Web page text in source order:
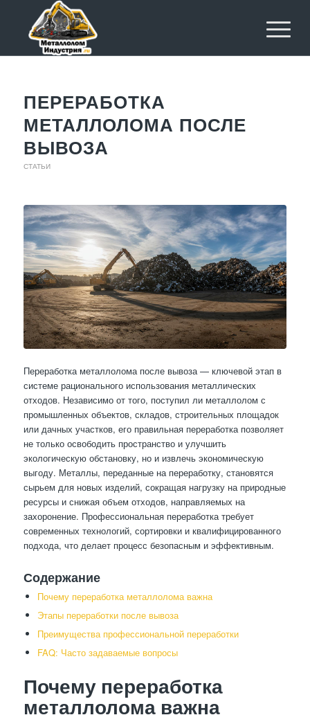
ПЕРЕРАБОТКА
МЕТАЛЛОЛОМА ПОСЛЕ
ВЫВОЗА
СТАТЬИ
Переработка металлолома после вывоза — ключевой этап в
системе рационального использования металлических
отходов. Независимо от того, поступил ли металлолом с
промышленных объектов, складов, строительных площадок
или дачных участков, его правильная переработка позволяет
не только освободить пространство и улучшить
экологическую обстановку, но и извлечь экономическую
выгоду. Металлы, переданные на переработку, становятся
сырьем для новых изделий, сокращая нагрузку на природные
ресурсы и снижая объем отходов, направляемых на
захоронение. Профессиональная переработка требует
современных технологий, сортировки и квалифицированного
подхода, что делает процесс безопасным и эффективным.
Содержание
Почему переработка металлолома важна
Этапы переработки после вывоза
Преимущества профессиональной переработки
FAQ: Часто задаваемые вопросы
Почему переработка
металлолома важна